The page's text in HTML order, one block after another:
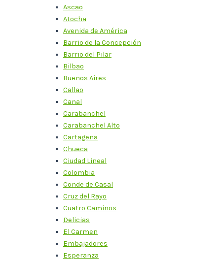
Ascao
Atocha
Avenida de América
Barrio de la Concepción
Barrio del Pilar
Bilbao
Buenos Aires
Callao
Canal
Carabanchel
Carabanchel Alto
Cartagena
Chueca
Ciudad Lineal
Colombia
Conde de Casal
Cruz del Rayo
Cuatro Caminos
Delicias
El Carmen
Embajadores
Esperanza